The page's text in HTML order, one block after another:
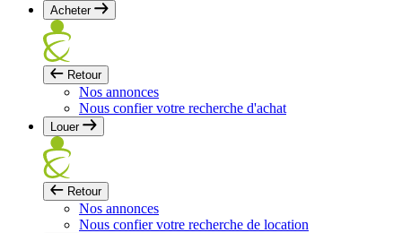
Acheter
Retour
Nos annonces
Nous confier votre recherche d'achat
Louer
Retour
Nos annonces
Nous confier votre recherche de location